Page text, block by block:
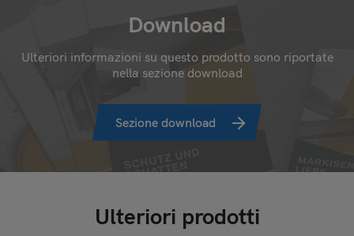
Download
Ulteriori informazioni su questo prodotto sono riportate
nella sezione download
Sezione download
Ulteriori prodotti